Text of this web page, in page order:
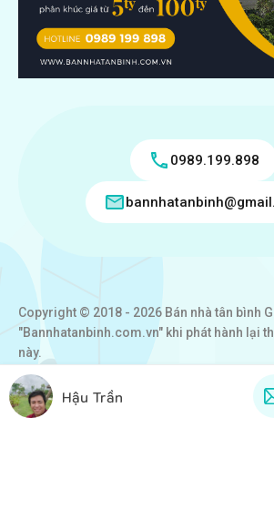
0989.199.898
Copyright © 2018 - 2026 Bán nhà tân bình
"Bannhatanbinh.com.vn" khi phát hành lại
này.
VICTORY
Hậu Trần